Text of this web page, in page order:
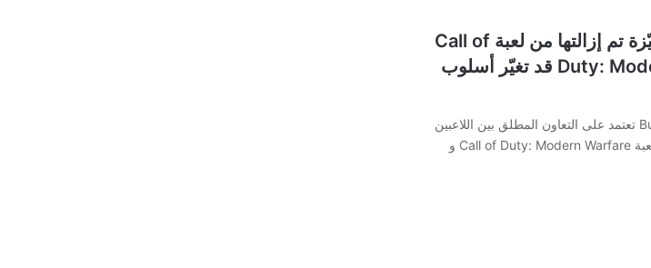
الكشف عن ميّزة تم إزالتها من لعبة Call of
Duty: Modern Warfare قد تغيّر أسلوب
خاصية Buddy Boost تعتمد على التعاون المطلق بين اللاعبين
في طور الاونلاين للعبة Call of Duty: Modern Warfare و